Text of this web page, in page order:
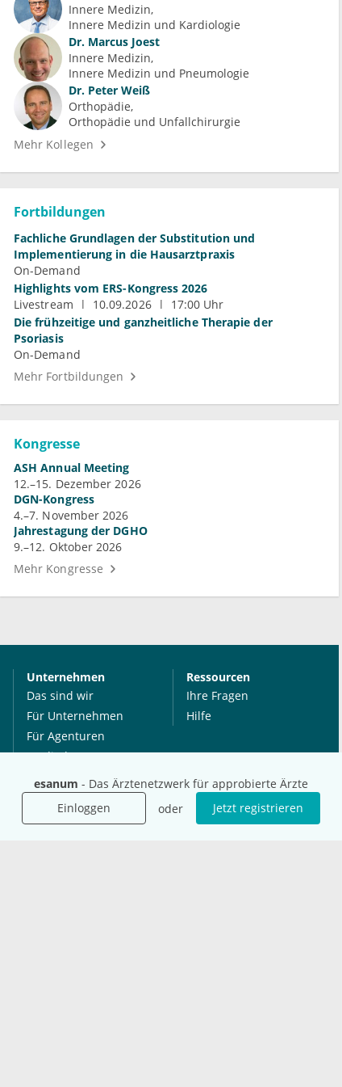
esanum - Das Ärztenetzwerk für approbierte Ärzte
Einloggen
oder Jetzt registrieren
Innere Medizin
Innere Medizin und Kardiologie
Dr. Marcus Joest
Innere Medizin
Innere Medizin und Pneumologie
Dr. Peter Weiß
Orthopädie
Orthopädie und Unfallchirurgie
Mehr Kollegen
Fortbildungen
Fachliche Grundlagen der Substitution und
Implementierung in die Hausarztpraxis
On-Demand
Highlights vom ERS-Kongress 2026
Livestream
10.09.2026
17:00 Uhr
Die frühzeitige und ganzheitliche Therapie der
Psoriasis
On-Demand
Mehr Fortbildungen
Kongresse
ASH Annual Meeting
12.–15. Dezember 2026
DGN-Kongress
4.–7. November 2026
Jahrestagung der DGHO
9.–12. Oktober 2026
Mehr Kongresse
Unternehmen
Das sind wir
Für Unternehmen
Für Agenturen
Mediadaten
Karriere
Ressourcen
Ihre Fragen
Hilfe